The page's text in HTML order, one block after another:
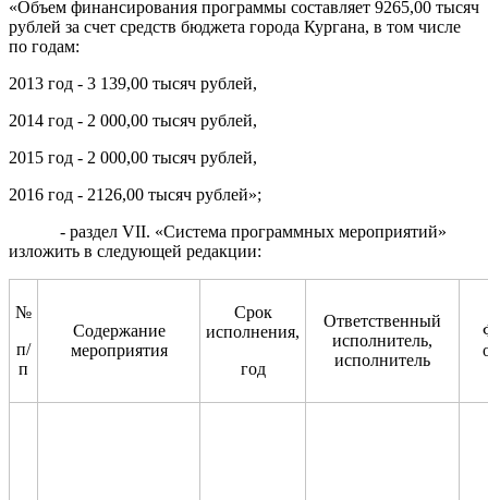
«Объем финансирования программы составляет 9265,00 тысяч
рублей за счет средств бюджета города Кургана, в том числе
по годам:
2013 год - 3 139,00 тысяч рублей,
2014 год - 2 000,00 тысяч рублей,
2015 год - 2 000,00 тысяч рублей,
2016 год - 2126,00 тысяч рублей»;
- раздел VII. «Система программных мероприятий»
изложить в следующей редакции:
№
п/
п
Содержание
мероприятия
Срок
исполнения,
год
Ответственный
исполнитель,
исполнитель